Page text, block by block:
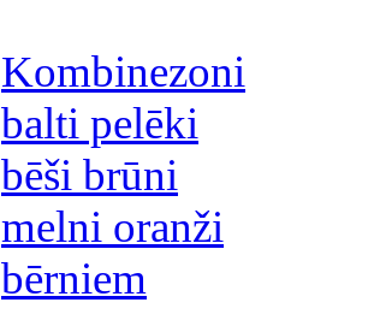
Kombinezoni
balti pelēki
bēši brūni
melni oranži
bērniem